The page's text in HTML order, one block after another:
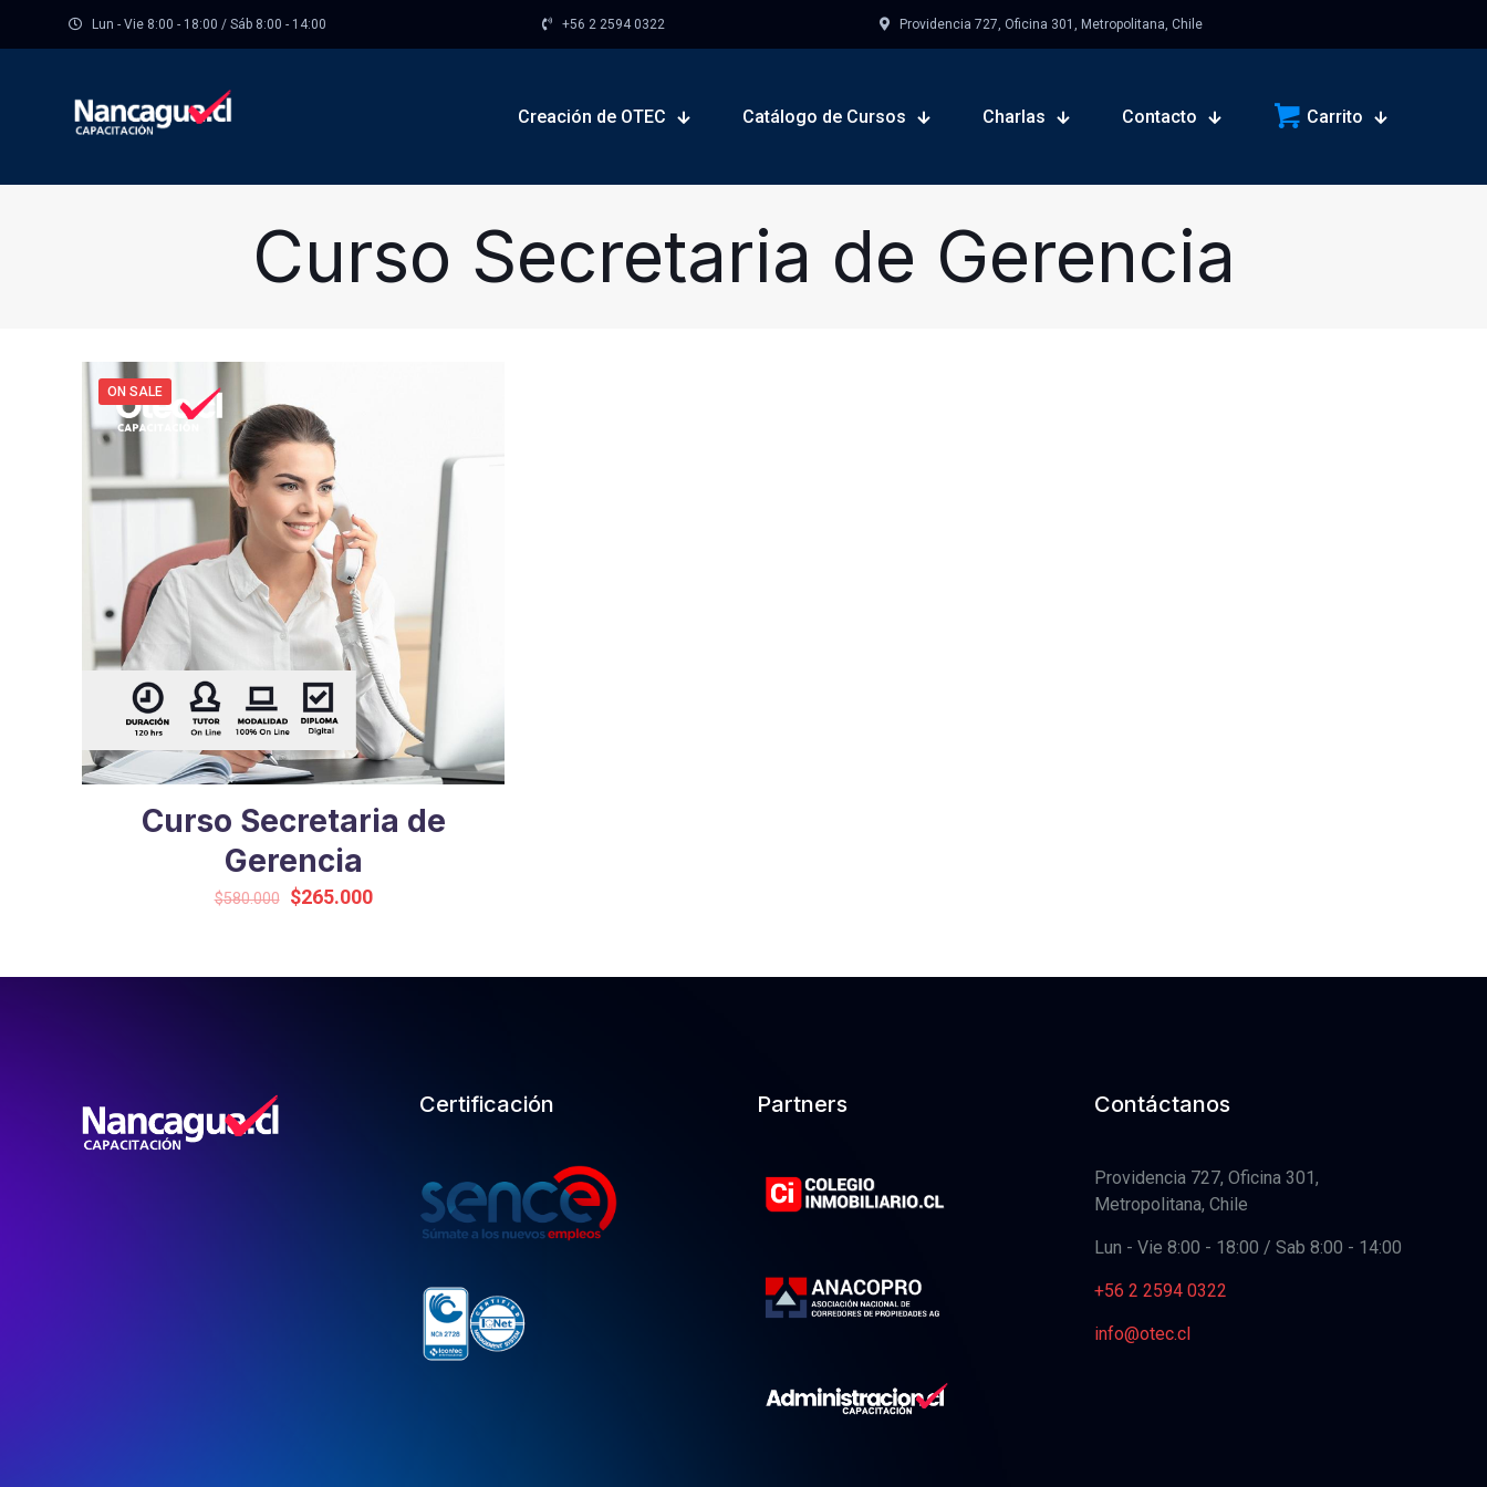
Lun - Vie 8:00 - 18:00 / Sáb 8:00 - 14:00 +56 2 2594 0322 Providencia 727, Oficina 301, Metropolitana, Chile
Creación de OTEC Catálogo de Cursos Charlas Contacto Carrito
Curso Secretaria de Gerencia
ON SALE
Curso Secretaria de
Gerencia
$580.000
Original
$580.000.
$265.000Current
$265.000.
Certificación Partners Contáctanos
Providencia 727, Oficina 301,
Metropolitana, Chile
Lun - Vie 8:00 - 18:00 / Sab 8:00 - 14:00
+56 2 2594 0322
info@otec.cl